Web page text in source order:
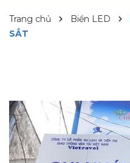
Trang chủ Biển LED
SẮT